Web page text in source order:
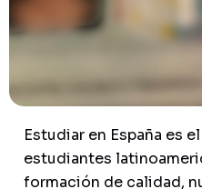
Estudiar en España es
estudiantes
formación de calidad,